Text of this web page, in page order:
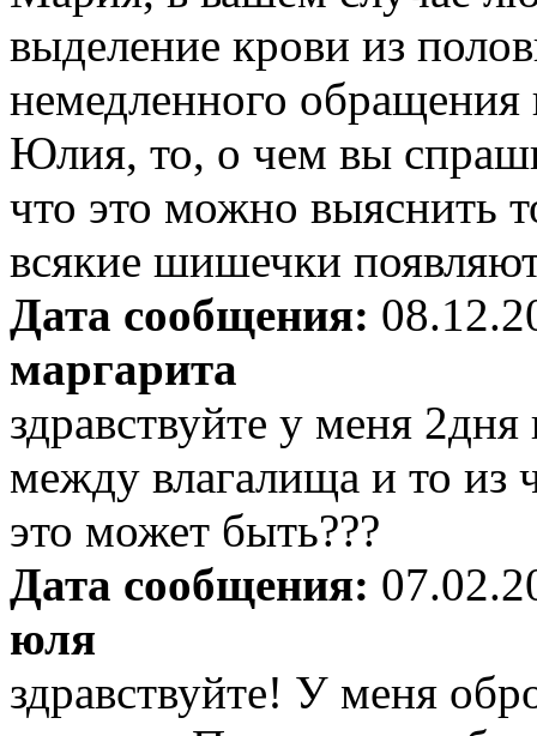
выделение крови из
немедленного обращения
Юлия, то, о чем вы
что это можно выяснить
всякие шишечки
Дата сообщения:
маргарита
здравствуйте у меня
между влагалища и то из
это может быть???
Дата сообщения:
юля
здравствуйте! У меня